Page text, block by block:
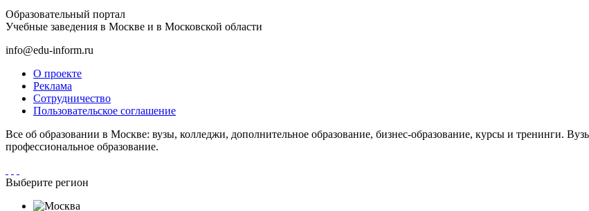
Образовательный портал
Учебные заведения в Москве и в Московской области
info@edu-inform.ru
О проекте
Реклама
Сотрудничество
Пользовательское соглашение
Все об образовании в Москве: вузы, колледжи, дополнительное образование, бизнес-образование, курсы и тренинги.
профессиональное образование.
Выберите регион